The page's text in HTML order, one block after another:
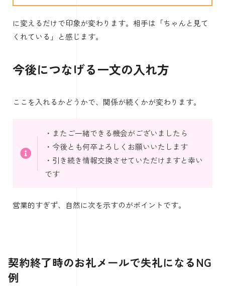
に変えるだけで印象が変わります。相手は「ちゃんと見て
くれている」と感じます。
今後につなげる一文の入れ方
ここを入れるかどうかで、関係が続くかが変わります。
・またご一緒できる機会がございましたら
・今後とも何卒よろしくお願いいたします
・引き続き情報交換させていただけますと幸い
です
営業的すぎず、自然に次を示すのがポイントです。
契約終了時のお礼メールで失礼になるNG
例